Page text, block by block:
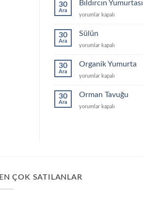
30
Ara
Bıldırcın Yumurtası
Bıldırcın
için
yorumlar kapalı
30
Ara
Sülün
Sülün
yorumlar kapalı
30
Ara
Organik Yumurta
Organik
için
yorumlar kapalı
30
Ara
Orman Tavuğu
Orman
yorumlar kapalı
EN ÇOK SATILANLAR